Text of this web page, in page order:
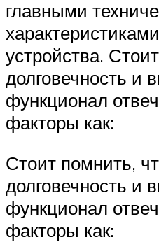
главными
устройства.
долговечность и
функционал
факторы как:
Стоит помнить,
долговечность и
функционал
факторы как: